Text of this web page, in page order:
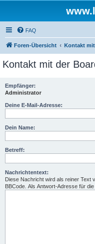
FAQ
Foren-Übersicht Kontakt
Kontakt mit der
Empfänger:
Administrator
Deine E-Mail-Adresse:
Dein Name:
Betreff:
Nachrichtentext:
Diese Nachricht wird als reiner Text
BBCode. Als Antwort-Adresse für